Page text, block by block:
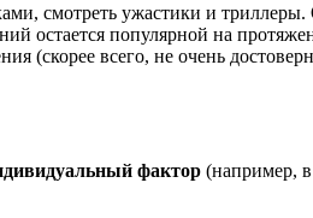
смотреть ужастики и
остается популярной на
(скорее всего, не очень
фактор (например,